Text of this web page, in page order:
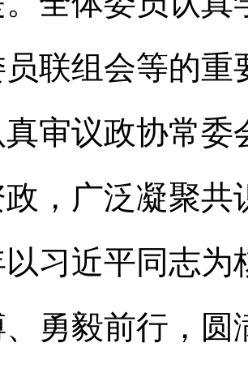
联组会等的重
审议政协常委
政，广泛凝聚共
习近平同志为
勇毅前行，圆